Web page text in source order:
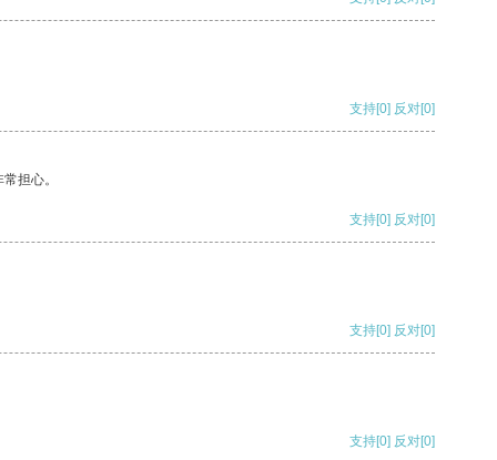
支持[0] 反对[0]
担心。
支持[0] 反对[0]
支持[0] 反对[0]
支持[0] 反对[0]